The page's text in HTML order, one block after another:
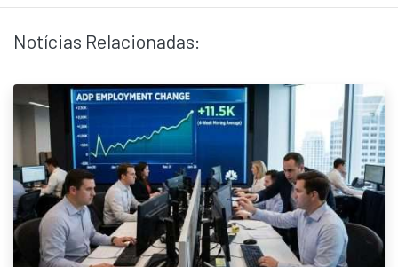
Notícias Relacionadas: